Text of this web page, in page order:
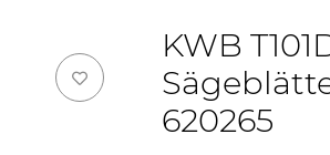
KWB
620265